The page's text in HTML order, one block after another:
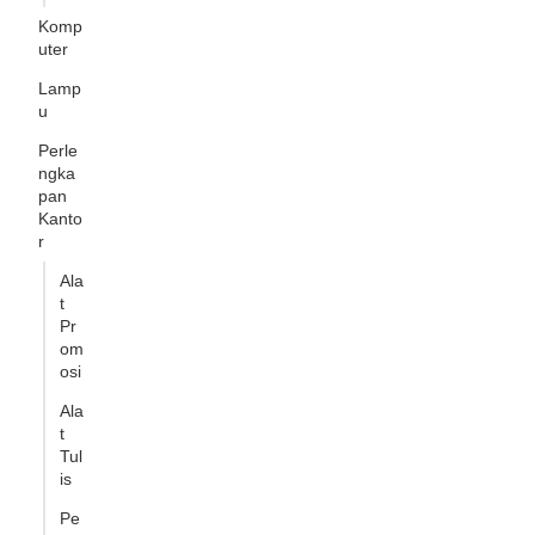
Komp
uter
Lamp
u
Perle
ngka
pan
Kanto
r
Ala
t
Pr
om
osi
Ala
t
Tul
is
Pe